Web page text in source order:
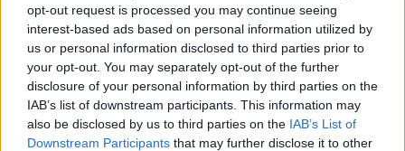
opt-out request is processed you may continue seeing
interest-based ads based on personal information utilized by
us or personal information disclosed to third parties prior to
your opt-out. You may separately opt-out of the further
disclosure of your personal information by third parties on the
IAB’s list of downstream participants. This information may
also be disclosed by us to third parties on the IAB’s List of
Downstream Participants that may further disclose it to other